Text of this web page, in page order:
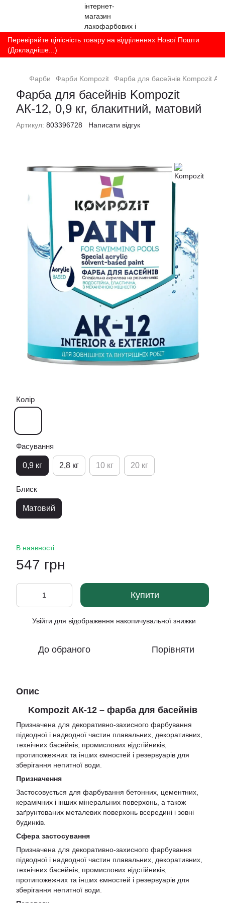
Перевіряйте цілісність товару на відділеннях Нової Пошти
(Докладніше...)
Фарби Фарби Kompozit Фарба для басейнів Kompozit
Фарба для басейнів Kompozit
АК-12, 0,9 кг, блакитний, матовий
Артикул: 803396728 Написати відгук
Колір
Фасування
0,9 кг 2,8 кг 10 кг 20 кг
Блиск
Матовий
В наявності
547 грн
Купити
Увійти для відображення накопичувальної знижки
До обраного Порівняти
Опис
Kompozit АК-12 – фарба для басейнів
Призначена для декоративно-захисного фарбування
підводної і надводної частин плавальних, декоративних,
технічних басейнів; промислових відстійників,
протипожежних та інших ємностей і резервуарів для
зберігання непитної води.
Призначення
Застосовується для фарбування бетонних, цементних,
керамічних і інших мінеральних поверхонь, а також
заґрунтованих металевих поверхонь всередині і зовні
будинків.
Сфера застосування
Призначена для декоративно-захисного фарбування
підводної і надводної частин плавальних, декоративних,
технічних басейнів; промислових відстійників,
протипожежних та інших ємностей і резервуарів для
зберігання непитної води.